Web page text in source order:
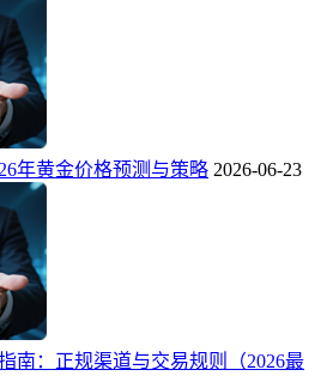
年黄金价格预测与策略 2026-06-23
南：正规渠道与交易规则（2026最